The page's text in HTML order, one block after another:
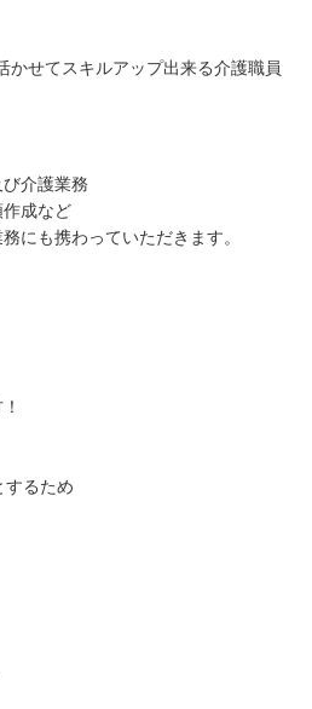
かせてスキルアップ出来る介護職員
介護業務
作成など
にも携わっていただきます。
るため